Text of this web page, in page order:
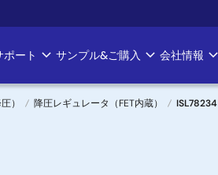
ポート サンプル&ご購入 会社情報
） 降圧レギュレータ（FET内蔵） ISL78234